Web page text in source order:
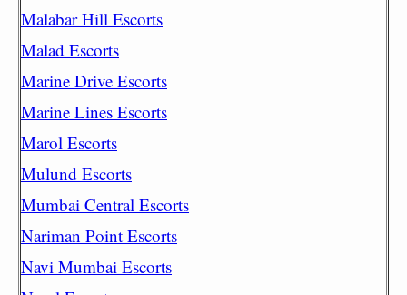
Malabar Hill Escorts
Malad Escorts
Marine Drive Escorts
Marine Lines Escorts
Marol Escorts
Mulund Escorts
Mumbai Central Escorts
Nariman Point Escorts
Navi Mumbai Escorts